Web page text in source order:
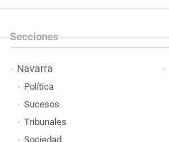
Secciones
Navarra
Política
Sucesos
Tribunales
Sociedad